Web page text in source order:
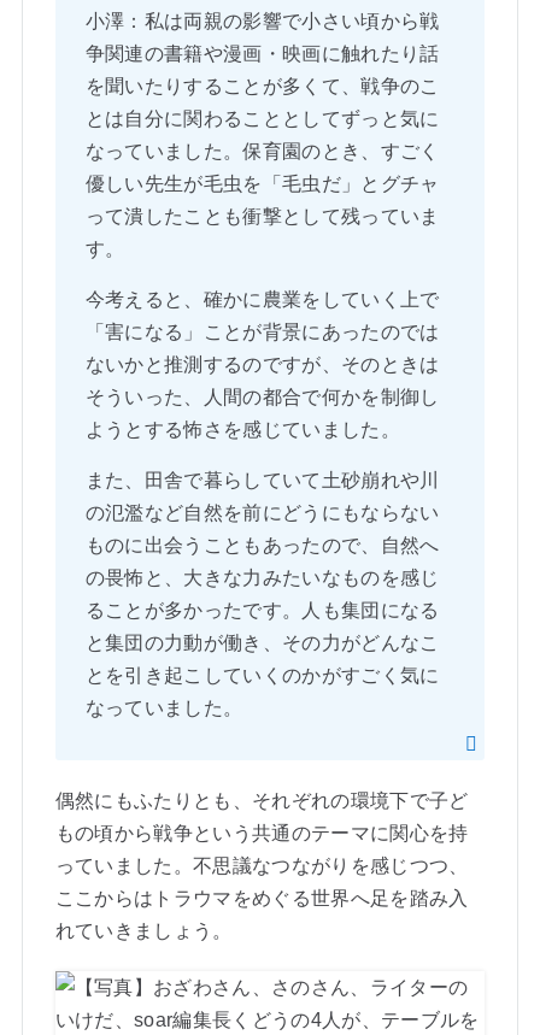
小澤：私は両親の影響で小さい頃から戦
争関連の書籍や漫画・映画に触れたり話
を聞いたりすることが多くて、戦争のこ
とは自分に関わることとしてずっと気に
なっていました。保育園のとき、すごく
優しい先生が毛虫を「毛虫だ」とグチャ
って潰したことも衝撃として残っていま
す。
今考えると、確かに農業をしていく上で
「害になる」ことが背景にあったのでは
ないかと推測するのですが、そのときは
そういった、人間の都合で何かを制御し
ようとする怖さを感じていました。
また、田舎で暮らしていて土砂崩れや川
の氾濫など自然を前にどうにもならない
ものに出会うこともあったので、自然へ
の畏怖と、大きな力みたいなものを感じ
ることが多かったです。人も集団になる
と集団の力動が働き、その力がどんなこ
とを引き起こしていくのかがすごく気に
なっていました。
偶然にもふたりとも、それぞれの環境下で子ど
もの頃から戦争という共通のテーマに関心を持
っていました。不思議なつながりを感じつつ、
ここからはトラウマをめぐる世界へ足を踏み入
れていきましょう。